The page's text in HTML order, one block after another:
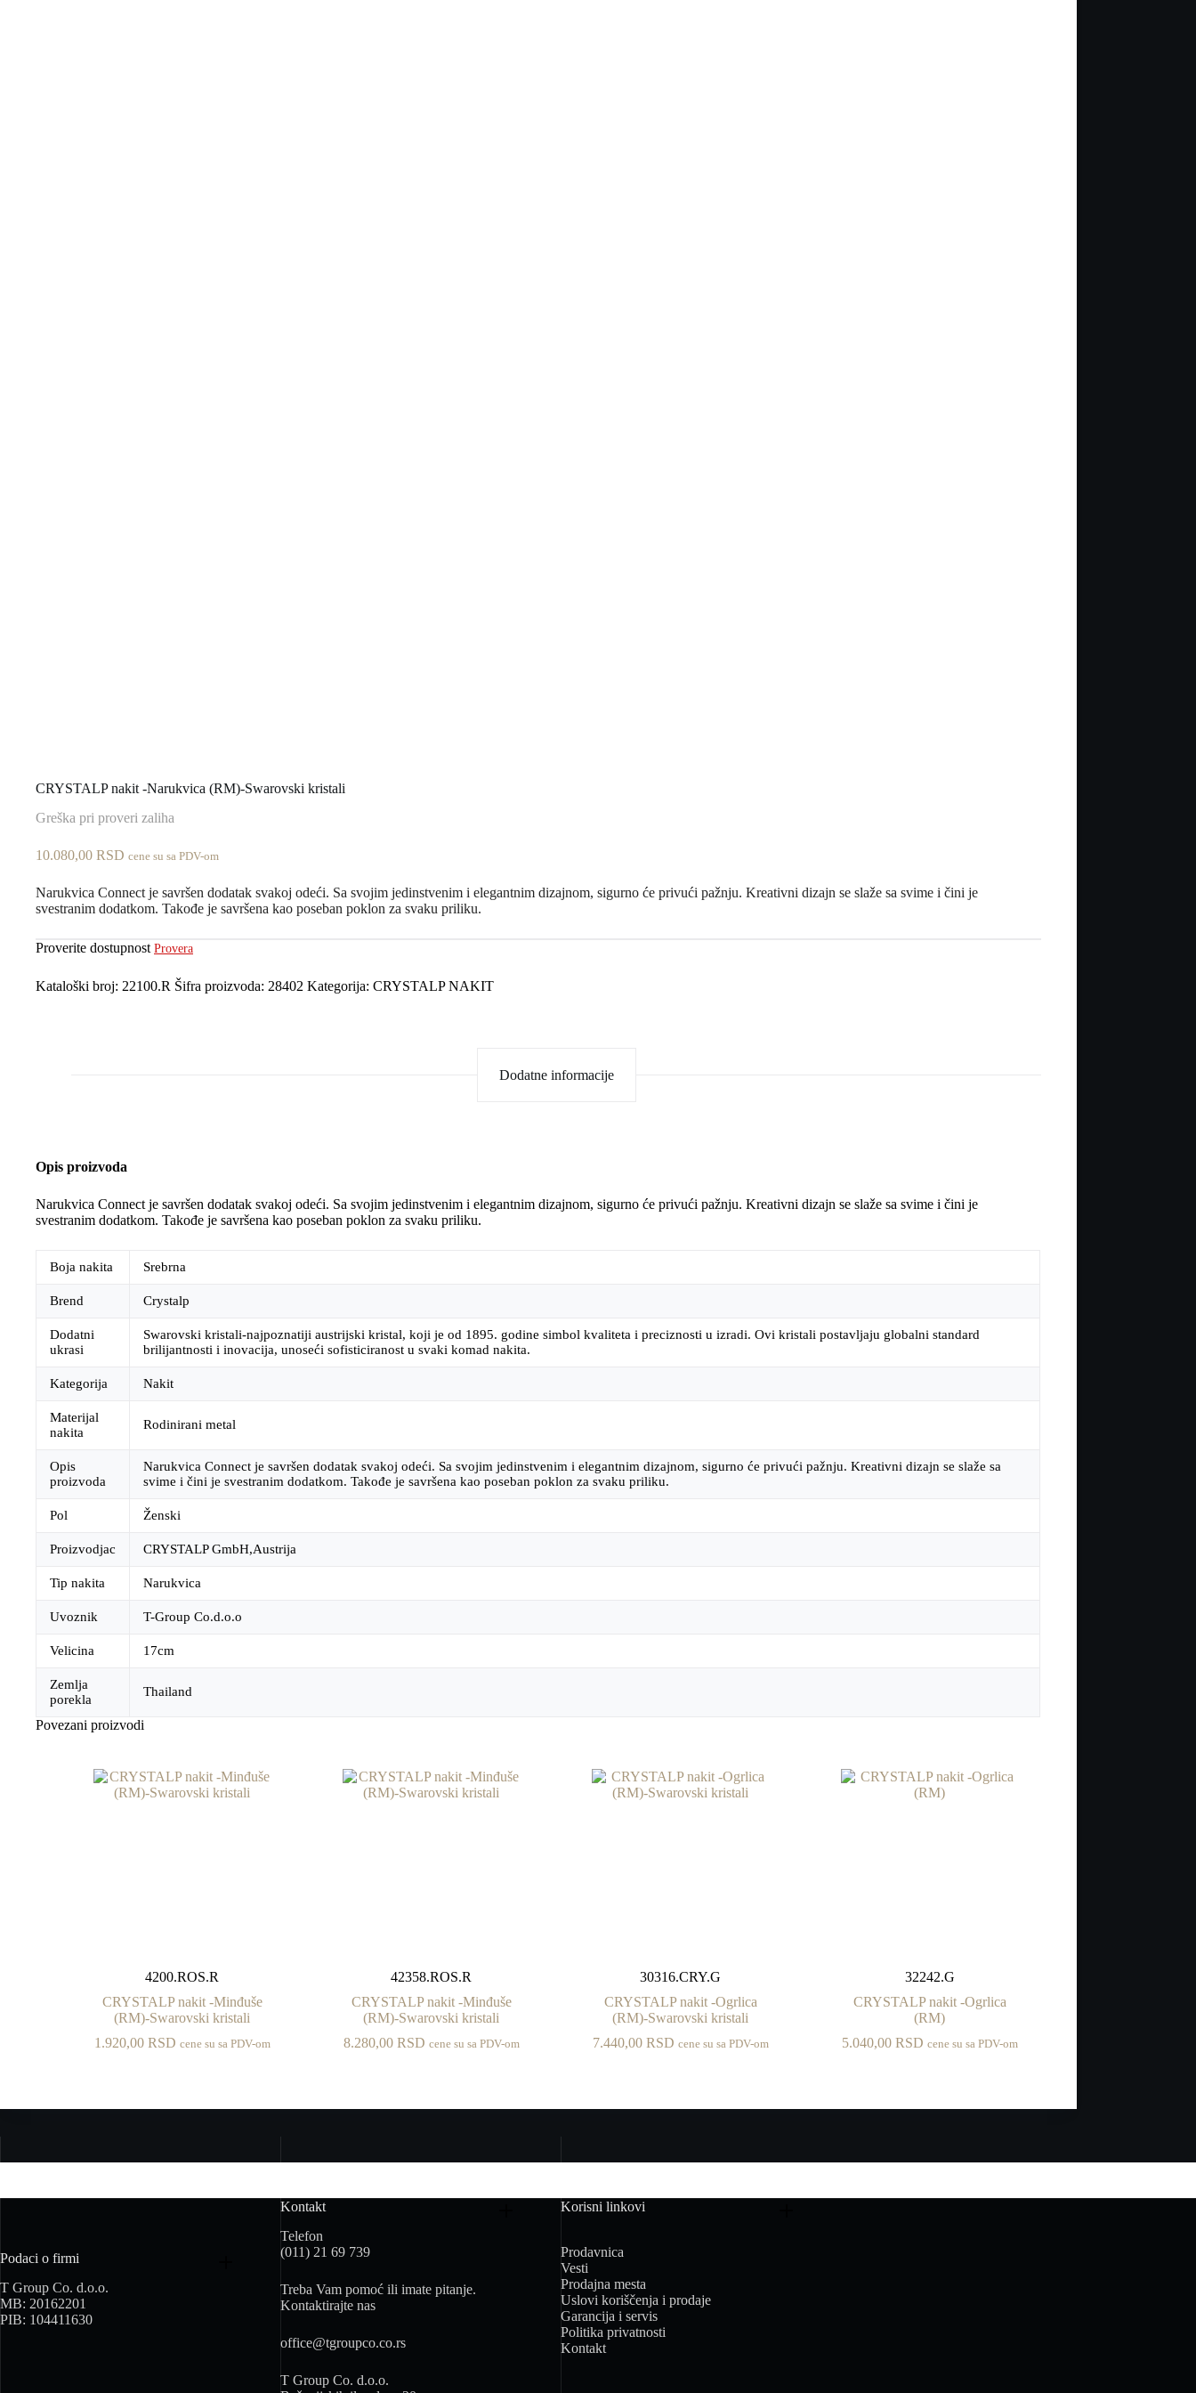
CRYSTALP nakit -Narukvica (RM)-Swarovski kristali
Greška pri proveri zaliha
10.080,00 RSD cene su sa PDV-om
Narukvica Connect je savršen dodatak svakoj odeći. Sa svojim jedinstvenim i elegantnim dizajnom, sigurno će privući pažnju. Kreativni dizajn se slaže sa svime i čini je
svestranim dodatkom. Takođe je savršena kao poseban poklon za svaku priliku.
Proverite dostupnost Provera
Kataloški broj: 22100.R Šifra proizvoda: 28402 Kategorija: CRYSTALP NAKIT
Dodatne informacije
Opis proizvoda
Narukvica Connect je savršen dodatak svakoj odeći. Sa svojim jedinstvenim i elegantnim dizajnom, sigurno će privući pažnju. Kreativni dizajn se slaže sa svime i čini je
svestranim dodatkom. Takođe je savršena kao poseban poklon za svaku priliku.
Boja nakita Srebrna
Brend Crystalp
Dodatni
ukrasi
Swarovski kristali-najpoznatiji austrijski kristal, koji je od 1895. godine simbol kvaliteta i preciznosti u izradi. Ovi kristali postavljaju globalni standard
brilijantnosti i inovacija, unoseći sofisticiranost u svaki komad nakita.
Kategorija Nakit
Materijal
nakita
Rodinirani metal
Opis
proizvoda
Narukvica Connect je savršen dodatak svakoj odeći. Sa svojim jedinstvenim i elegantnim dizajnom, sigurno će privući pažnju. Kreativni dizajn se slaže sa
svime i čini je svestranim dodatkom. Takođe je savršena kao poseban poklon za svaku priliku.
Pol Ženski
Proizvodjac CRYSTALP GmbH,Austrija
Tip nakita Narukvica
Uvoznik T-Group Co.d.o.o
Velicina 17cm
Zemlja
porekla
Thailand
Povezani proizvodi
4200.ROS.R
CRYSTALP nakit -Minđuše
(RM)-Swarovski kristali
1.920,00 RSD cene su sa PDV-om
42358.ROS.R
CRYSTALP nakit -Minđuše
(RM)-Swarovski kristali
8.280,00 RSD cene su sa PDV-om
30316.CRY.G
CRYSTALP nakit -Ogrlica
(RM)-Swarovski kristali
7.440,00 RSD cene su sa PDV-om
32242.G
CRYSTALP nakit -Ogrlica
(RM)
5.040,00 RSD cene su sa PDV-om
Podaci o firmi
T Group Co. d.o.o.
MB: 20162201
PIB: 104411630
Kontakt
Telefon
(011) 21 69 739
Treba Vam pomoć ili imate pitanje.
Kontaktirajte nas
office@tgroupco.co.rs
T Group Co. d.o.o.
Korisni linkovi
Prodavnica
Vesti
Prodajna mesta
Uslovi koriščenja i prodaje
Garancija i servis
Politika privatnosti
Kontakt